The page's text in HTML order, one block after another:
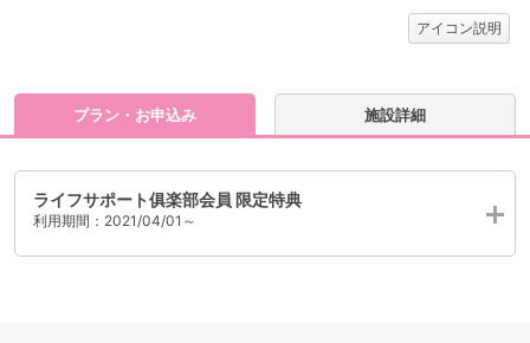
アイコン説明
プラン・お申込み 施設詳細
ライフサポート俱楽部会員 限定特典
利用期間：2021/04/01～